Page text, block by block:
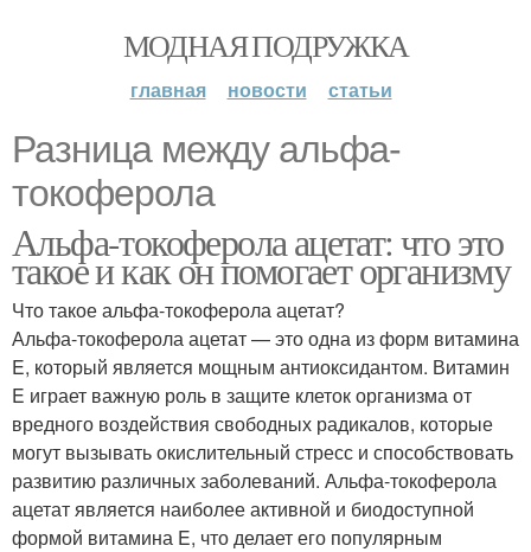
МОДНАЯ ПОДРУЖКА
главная новости статьи
Разница между альфа-
токоферола
Альфа-токоферола ацетат: что это
такое и как он помогает организму
Что такое альфа-токоферола ацетат?
Альфа-токоферола ацетат — это одна из форм витамина
E, который является мощным антиоксидантом. Витамин
E играет важную роль в защите клеток организма от
вредного воздействия свободных радикалов, которые
могут вызывать окислительный стресс и способствовать
развитию различных заболеваний. Альфа-токоферола
ацетат является наиболее активной и биодоступной
формой витамина E, что делает его популярным